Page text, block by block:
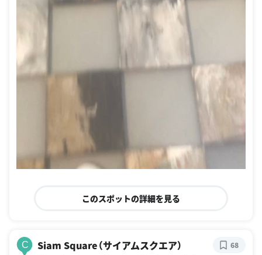
このスポットの詳細を見る
C Siam Square（サイアムスクエア） 68